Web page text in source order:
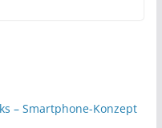
– Smartphone-Konzept